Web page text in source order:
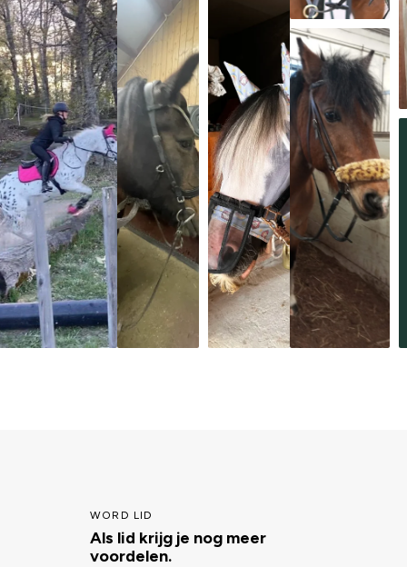
WORD LID
Als lid krijg je nog meer
voordelen.